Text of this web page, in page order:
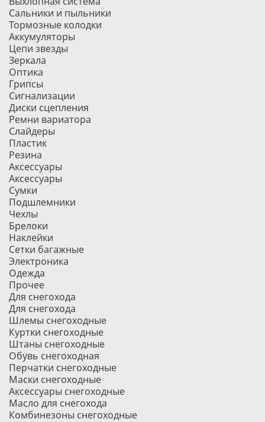
Сальники и пыльники
Тормозные колодки
Аккумуляторы
Цепи звезды
Зеркала
Оптика
Грипсы
Сигнализации
Диски сцепления
Ремни вариатора
Слайдеры
Пластик
Резина
Аксессуары
Аксессуары
Сумки
Подшлемники
Чехлы
Брелоки
Наклейки
Сетки багажные
Электроника
Одежда
Прочее
Для снегохода
Для снегохода
Шлемы снегоходные
Куртки снегоходные
Штаны снегоходные
Обувь снегоходная
Перчатки снегоходные
Маски снегоходные
Аксессуары снегоходные
Масло для снегохода
Комбинезоны снегоходные